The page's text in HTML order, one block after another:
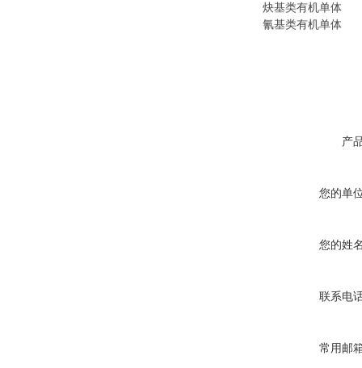
炔基类有机单体
氰基类有机单体
产
您的单
您的姓
联系电
常用邮